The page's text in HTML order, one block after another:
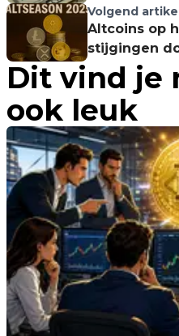
netwerk!
Volgend artikel
Altcoins op
stijgingen
analist
Dit vind je
ook leuk